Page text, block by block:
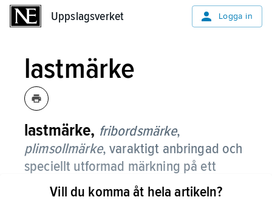
Uppslagsverket Logga in
lastmärke
lastmärke, fribordsmärke,
plimsollmärke,varaktigt anbringad och
speciellt utformad märkning på ett
fartygs sidor, vilken utvisar största
tillåtna nedlastning.
Vill du komma åt hela artikeln?